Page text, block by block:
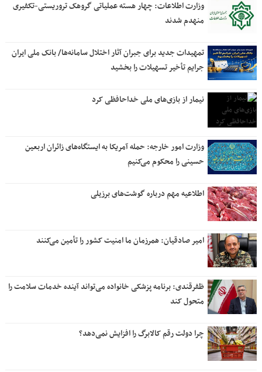
وزارت اطلاعات: چهار هسته‌ عملیاتی گروهک‌ تروریستی-تکفیری
منهدم شدند
تمهیدات جدید برای جبران آثار اختلال سامانه‌ها/ بانک ملی ایران
جرایم تأخیر تسهیلات را بخشید
نیمار از بازی‌های ملی خداحافظی کرد
وزارت امور خارجه: حمله آمریکا به ایستگاه‌های زائران اربعین
حسینی را محکوم می‌کنیم
اطلاعیه مهم درباره گوشت‌های برزیلی
امیر صادقیان: همرزمان ما امنیت کشور را تأمین می‌کنند
ظفرقندی: برنامه پزشکی خانواده می‌تواند آینده خدمات سلامت را
متحول کند
چرا دولت رقم کالابرگ را افزایش نمی‌دهد؟